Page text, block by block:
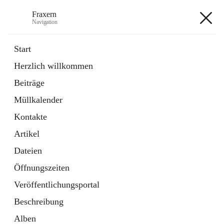
Fraxern
Navigation
Start
Herzlich willkommen
Beiträge
Müllkalender
Kontakte
Artikel
Dateien
Öffnungszeiten
Veröffentlichungsportal
Beschreibung
Alben
Ordner
in
Tab
Formulare
Artikel
öffnet
in
neuem
Tab